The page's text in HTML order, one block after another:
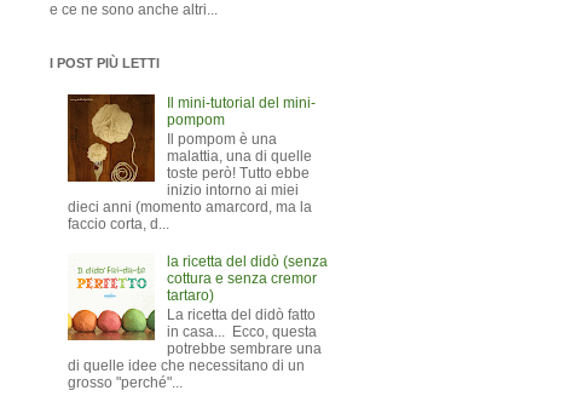
e ce ne sono anche altri...
I POST PIÙ LETTI
Il mini-tutorial del mini-
pompom
Il pompom è una
malattia, una di quelle
toste però! Tutto ebbe
inizio intorno ai miei
dieci anni (momento amarcord, ma la
faccio corta, d...
la ricetta del didò (senza
cottura e senza cremor
tartaro)
La ricetta del didò fatto
in casa... Ecco, questa
potrebbe sembrare una
di quelle idee che necessitano di un
grosso "perché"...